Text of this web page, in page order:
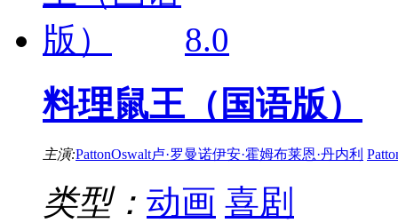
8.0
料理鼠王（国语版）
主演:PattonOswalt卢·罗曼诺伊安·霍姆布莱恩·丹内利
类型： 动画 喜剧